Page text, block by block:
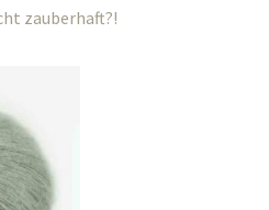
zauberhaft?!